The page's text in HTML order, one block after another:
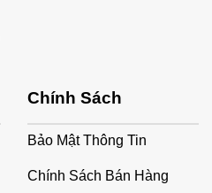
Chính Sách
Bảo Mật Thông Tin
Chính Sách Bán Hàng